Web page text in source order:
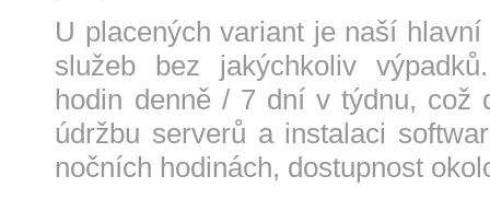
U placených variant je naší
služeb bez jakýchkoliv
hodin denně / 7 dní v týdnu, což
údržbu serverů a instalaci
nočních hodinách, dostupnost